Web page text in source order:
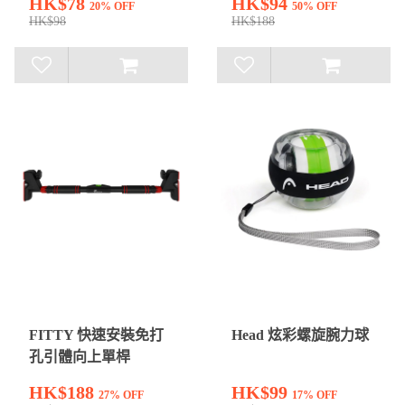
20% OFF
HK$98
50% OFF
HK$188
FITTY 快速安裝免打
孔引體向上單桿
HK$188 27% OFF
Head 炫彩螺旋腕力球
HK$99 17% OFF